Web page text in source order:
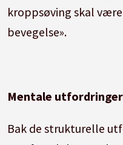
kroppsøving skal
bevegelse».
Mentale utfordringer
Bak de strukturelle